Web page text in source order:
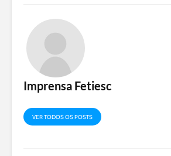
Imprensa Fetiesc
VER TODOS OS POSTS